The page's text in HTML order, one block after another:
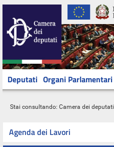
Deputati Organi Parlamentari
Stai consultando: Camera dei deputati
Agenda dei Lavori